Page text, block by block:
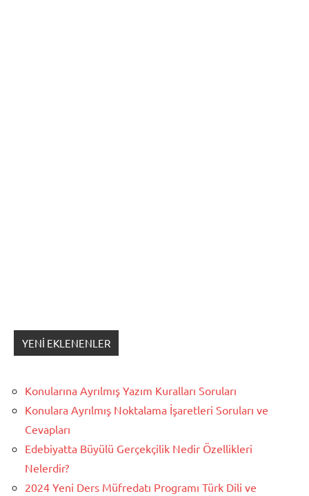
YENI EKLENENLER
Konularına Ayrılmış Yazım Kuralları Soruları
Konulara Ayrılmış Noktalama İşaretleri Soruları ve
Cevapları
Edebiyatta Büyülü Gerçekçilik Nedir Özellikleri
Nelerdir?
2024 Yeni Ders Müfredatı Programı Türk Dili ve